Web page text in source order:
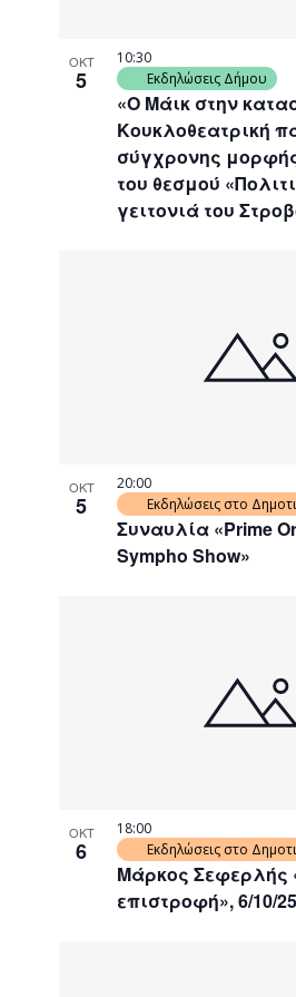
ΟΚΤ
5
«Ο Μάικ στην
Κουκλοθεατρική
σύγχρονης
του θεσμού
γειτονιά του
10:30
Εκδηλώσεις Δήμου
ΟΚΤ
5
Συναυλία «Prime
Sympho Show»
20:00
Εκδηλώσεις στο
ΟΚΤ
6
Μάρκος Σεφερλής
επιστροφή», 6/10/25
18:00
Εκδηλώσεις στο